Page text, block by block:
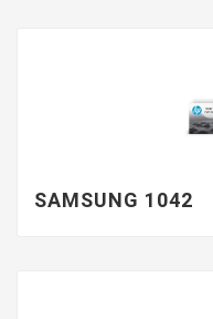
SAMSUNG 1042